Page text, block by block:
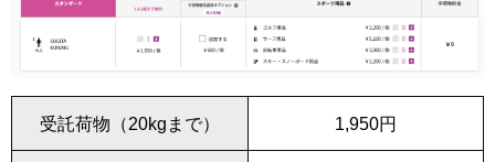
受託荷物（20kgまで） 1,950円